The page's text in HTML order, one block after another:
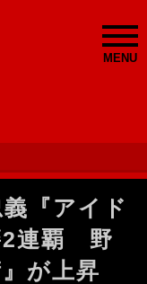
MENU
『アイド
2連覇 野
が上昇